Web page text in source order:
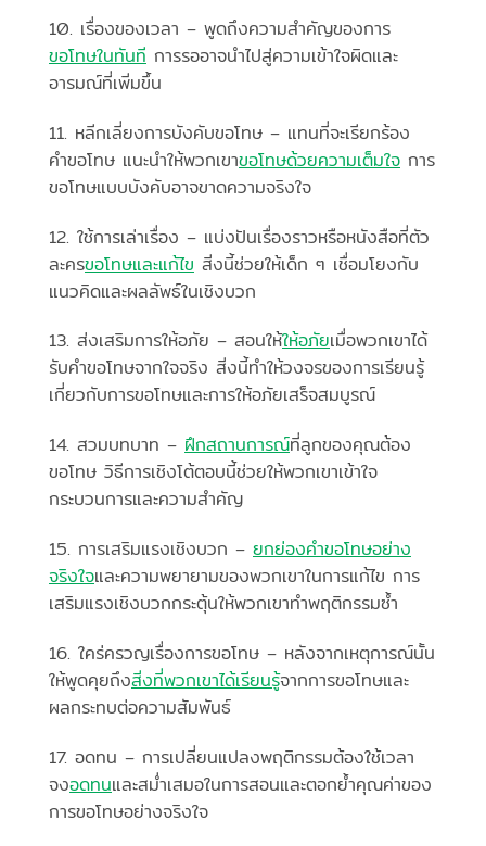
10. เรื่องของเวลา – พูดถึงความสำคัญของการ
ขอโทษในทันที การรออาจนำไปสู่ความเข้าใจผิดและ
อารมณ์ที่เพิ่มขึ้น
11. หลีกเลี่ยงการบังคับขอโทษ – แทนที่จะเรียกร้อง
คำขอโทษ แนะนำให้พวกเขาขอโทษด้วยความเต็มใจ การ
ขอโทษแบบบังคับอาจขาดความจริงใจ
12. ใช้การเล่าเรื่อง – แบ่งปันเรื่องราวหรือหนังสือที่ตัว
ละครขอโทษและแก้ไข สิ่งนี้ช่วยให้เด็ก ๆ เชื่อมโยงกับ
แนวคิดและผลลัพธ์ในเชิงบวก
13. ส่งเสริมการให้อภัย – สอนให้ให้อภัยเมื่อพวกเขาได้
รับคำขอโทษจากใจจริง สิ่งนี้ทำให้วงจรของการเรียนรู้
เกี่ยวกับการขอโทษและการให้อภัยเสร็จสมบูรณ์
14. สวมบทบาท – ฝึกสถานการณ์ที่ลูกของคุณต้อง
ขอโทษ วิธีการเชิงโต้ตอบนี้ช่วยให้พวกเขาเข้าใจ
กระบวนการและความสำคัญ
15. การเสริมแรงเชิงบวก – ยกย่องคำขอโทษอย่าง
จริงใจและความพยายามของพวกเขาในการแก้ไข การ
เสริมแรงเชิงบวกกระตุ้นให้พวกเขาทำพฤติกรรมซ้ำ
16. ใคร่ครวญเรื่องการขอโทษ – หลังจากเหตุการณ์นั้น
ให้พูดคุยถึงสิ่งที่พวกเขาได้เรียนรู้จากการขอโทษและ
ผลกระทบต่อความสัมพันธ์
17. อดทน – การเปลี่ยนแปลงพฤติกรรมต้องใช้เวลา
จงอดทนและสม่ำเสมอในการสอนและตอกย้ำคุณค่าของ
การขอโทษอย่างจริงใจ